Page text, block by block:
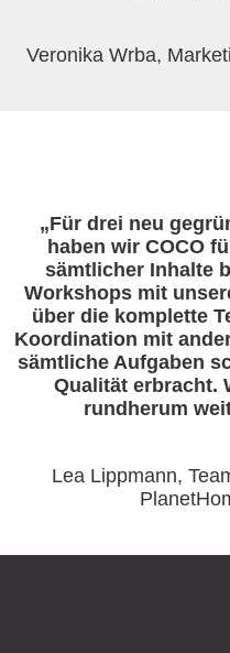
Veronika Wrba,
„Für drei neu
haben wir COCO
sämtlicher Inhalte
Workshops mit
über die komplette
Koordination mit
sämtliche Aufgaben
Qualität erbracht.
rundherum
Lea Lippmann,